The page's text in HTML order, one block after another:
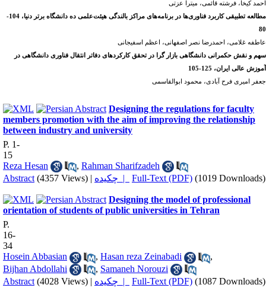
احمد کیخا، فرشته قائمی، میترا عزتی
مطالعه تطبیقی کاربرد فناوری‌ها در برنامه‌های مراکز بالندگی هیئت‌علمی ده دانشگاه برتر دنیا، 104-
80
عاطفه غلامی، احمدرضا نصر اصفهانی، اعظم اسفیجانی
سهم و نقش حکمرانی دانشگاهی بازار گرا در تحقق کارکردهای دفاتر انتقال فناوری دانشگاهی در
آموزش عالی ایران، 125-105
جعفر امیری فرح آبادی، محمود ابوالقاسمی
Designing the regulations for faculty
members promotion with the aim of improving the relationship
between industry and university
P. 1-
15
Reza Hesan
, Rahman Sharifzadeh
Abstract (4357 Views) | چکیده | Full-Text (PDF) (1019 Downloads)
Designing the model of professional
orientation of students of public universities in Tehran
P.
16-
34
Hosein Abbasian
, Hasan reza Zeinabadi
,
Bijhan Abdollahi
, Samaneh Norouzi
Abstract (4028 Views) | چکیده | Full-Text (PDF) (1087 Downloads)